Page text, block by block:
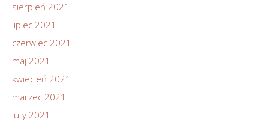
sierpień 2021
lipiec 2021
czerwiec 2021
maj 2021
kwiecień 2021
marzec 2021
luty 2021